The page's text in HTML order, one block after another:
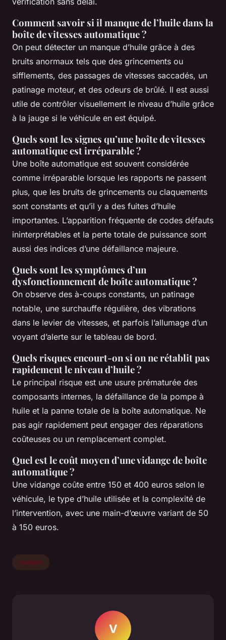
Comment savoir si il manque de l’huile dans la
boîte de vitesses automatique ?
On peut détecter un manque d’huile grâce à des
bruits anormaux tels que des grincements ou
sifflements, des passages de vitesses saccadés, un
patinage moteur, et des odeurs de brûlé. Il est aussi
utile de contrôler visuellement le niveau d’huile grâce
à la jauge si le véhicule en est équipé.
Quels sont les signes qu’une boîte de vitesses
automatique est irréparable ?
Une boîte automatique est souvent considérée
comme irréparable lorsque les rapports ne passent
plus, que les bruits de grincements ou claquements
sont constants et qu’il y a des fuites d’huile
importantes. L’apparition fréquente de codes défauts
ininterprétables et la perte totale de puissance sont
aussi des indices d’une défaillance majeure.
Quels sont les symptômes d’un
dysfonctionnement de boîte automatique ?
On observe des à-coups constants, un patinage
notable, une surchauffe régulière, des vibrations
dans le levier de vitesses, et parfois l’allumage d’un
voyant d’alerte sur le tableau de bord.
Quels risques encourt-on si on ne rétablit pas
rapidement le niveau d’huile ?
Le principal risque est une usure prématurée des
composants internes, la défaillance de la pompe à
huile et la panne totale de la boîte automatique. Ne
pas agir rapidement peut engager des réparations
coûteuses ou un remplacement complet.
Quel est le coût moyen d’une vidange de boîte
automatique ?
Une vidange coûte entre 150 et 400 euros selon le
véhicule, le type d’huile utilisée et la complexité de
l’intervention, avec une main-d’œuvre variant de 50
à 150 euros.
maison
V